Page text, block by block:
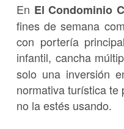
En El Condominio
fines de semana
con portería
infantil, cancha
solo una inversión
normativa turística te
no la estés usando.